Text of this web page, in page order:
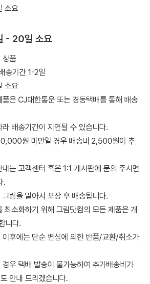
소요
- 20일 소요
상품
송기간 1-2일
소요
품은 CJ대한통운 또는 경동택배를 통해 배송
라 배송기간이 지연될 수 있습니다.
원 미만일 경우 배송비 2,500원이 추
내는 고객센터 혹은 1:1 게시판에 문의 주시면
.
그림을 말아서 포장 후 배송됩니다.
최소화하기 위해 그림닷컴의 모든 제품은 개
니다.
이후에는 단순 변심에 의한 반품/교환/취소가
경우 택배 발송이 불가능하여 추가배송비가
안내 드리겠습니다.